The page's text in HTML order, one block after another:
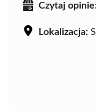
Czytaj
Lokalizacja: